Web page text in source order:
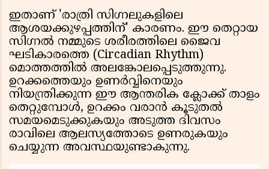
ഇതാണ് 'രാത്രി സിഗ്നലുകളിലെ
ആശയക്കുഴപ്പത്തിന്' കാരണം. ഈ തെറ്റായ
സിഗ്നൽ നമ്മുടെ ശരീരത്തിലെ ജൈവ
ഘടികാരത്തെ (Circadian Rhythm)
മൊത്തത്തിൽ അലങ്കോലപ്പെടുത്തുന്നു.
ഉറക്കത്തെയും ഉണർവ്വിനെയും
നിയന്ത്രിക്കുന്ന ഈ ആന്തരിക ക്ലോക്ക് താളം
തെറ്റുമ്പോൾ, ഉറക്കം വരാൻ കൂടുതൽ
സമയമെടുക്കുകയും അടുത്ത ദിവസം
രാവിലെ ആലസ്യത്തോടെ ഉണരുകയും
ചെയ്യുന്ന അവസ്ഥയുണ്ടാകുന്നു.